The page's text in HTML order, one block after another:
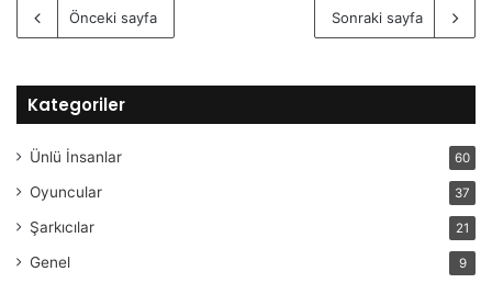
Önceki sayfa Sonraki sayfa
Kategoriler
Ünlü İnsanlar 60
Oyuncular 37
Şarkıcılar 21
Genel 9